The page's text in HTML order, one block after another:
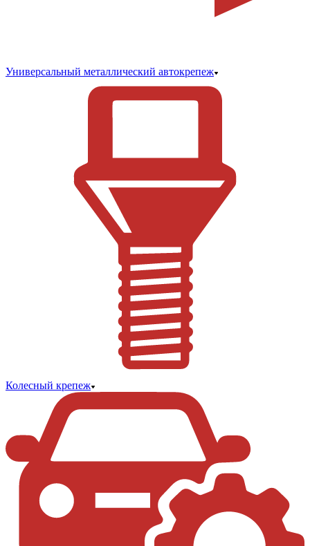
Универсальный металлический автокрепеж
Колесный крепеж